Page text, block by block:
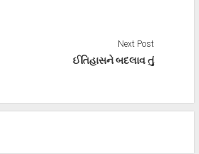
Next Post
ઈતિહાસને બદલાવ તું